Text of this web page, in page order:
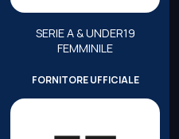
SERIE A & UNDER19
FEMMINILE
FORNITORE UFFICIALE